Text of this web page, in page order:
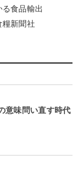
る食品輸出
糧新聞社
意味問い直す時代